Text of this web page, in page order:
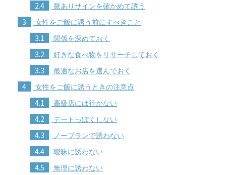
2.4 脈ありサインを確かめて誘う
3 女性をご飯に誘う前にすべきこと
3.1 関係を深めておく
3.2 好きな食べ物をリサーチしておく
3.3 最適なお店を選んでおく
4 女性をご飯に誘うときの注意点
4.1 高級店には行かない
4.2 デートっぽくしない
4.3 ノープランで誘わない
4.4 曖昧に誘わない
4.5 無理に誘わない